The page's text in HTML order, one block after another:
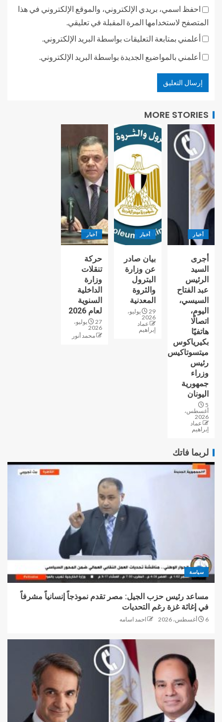
احفظ اسمي، بريدي الإلكتروني، والموقع الإلكتروني في هذا
المتصفح لاستخدامها المرة المقبلة في تعليقي.
أعلمني بمتابعة التعليقات بواسطة البريد الإلكتروني.
أعلمني بالمواضيع الجديدة بواسطة البريد الإلكتروني.
MORE STORIES
أخبار
أجرى
السيد
الرئيس
عبد الفتاح
السيسي،
اليوم،
اتصالًا
هاتفيًا
بكيرياكوس
ميتسوتاكيس
رئيس
وزراء
جمهورية
اليونان
5
أغسطس،
2026
عماد
إبراهيم
أخبار
بيان صادر
عن وزارة
البترول
والثروة
المعدنية
29 يوليو،
2026
عماد
إبراهيم
أخبار
حركة
تنقلات
وزارة
الداخلية
السنوية
لعام 2026
27 يوليو،
2026
محمد أنور
لربما فاتك
سياسة
مساعد رئيس حزب الجيل: مصر تقدم نموذجاً إنسانياً مشرفاً
في إغاثة غزة رغم التحديات
6 أغسطس، 2026 احمد اسامه